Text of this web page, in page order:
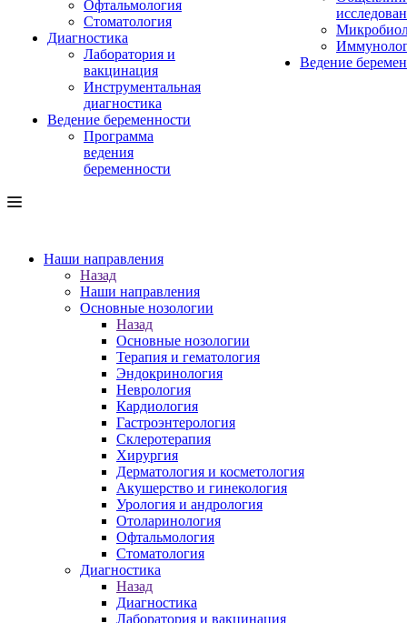
Офтальмология
Стоматология
Диагностика
Лаборатория и
вакцинация
Инструментальная
диагностика
Ведение беременности
Программа
ведения
беременности
Ведение
Наши направления
Назад
Наши направления
Основные нозологии
Назад
Основные нозологии
Терапия и гематология
Эндокринология
Неврология
Кардиология
Гастроэнтерология
Склеротерапия
Хирургия
Дерматология и косметология
Акушерство и гинекология
Урология и андрология
Отоларинология
Офтальмология
Стоматология
Диагностика
Назад
Диагностика
Лаборатория и вакцинация